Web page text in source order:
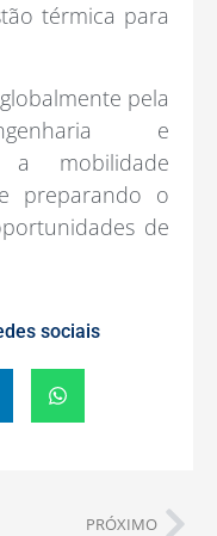
térmica para
pela
e
a mobilidade
preparando o
de
sociais
PRÓXIMO